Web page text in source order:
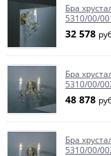
Бра
5310/00/
32 578
Бра
5310/00/
48 878
Бра
5310/00/